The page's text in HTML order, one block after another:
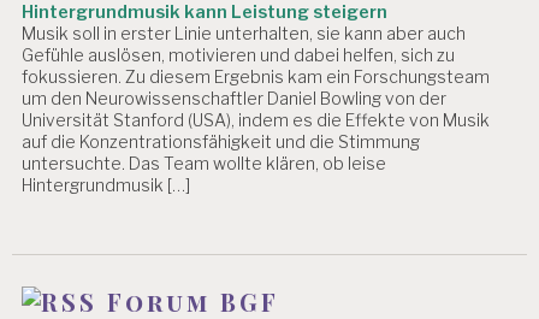
Hintergrundmusik kann Leistung steigern
Musik soll in erster Linie unterhalten, sie kann aber auch
Gefühle auslösen, motivieren und dabei helfen, sich zu
fokussieren. Zu diesem Ergebnis kam ein Forschungsteam
um den Neurowissenschaftler Daniel Bowling von der
Universität Stanford (USA), indem es die Effekte von Musik
auf die Konzentrationsfähigkeit und die Stimmung
untersuchte. Das Team wollte klären, ob leise
Hintergrundmusik […]
Forum BGF